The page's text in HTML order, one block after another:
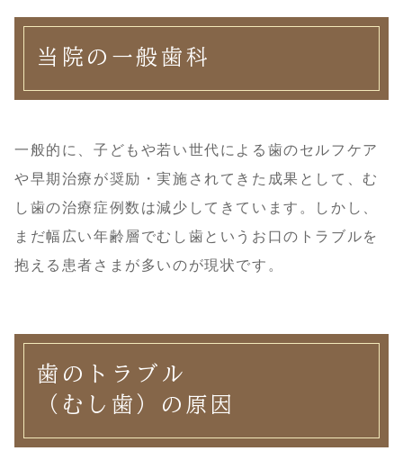
当院の一般歯科
一般的に、子どもや若い世代による歯のセルフケア
や早期治療が奨励・実施されてきた成果として、む
し歯の治療症例数は減少してきています。しかし、
まだ幅広い年齢層でむし歯というお口のトラブルを
抱える患者さまが多いのが現状です。
歯のトラブル
（むし歯）の原因